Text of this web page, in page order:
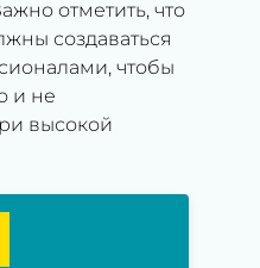
отметить, что
создаваться
чтобы
и не
высокой